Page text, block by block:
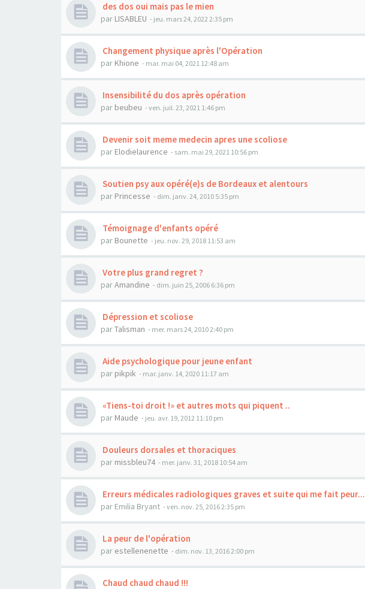
des dos oui mais pas le mien
par LISABLEU - jeu. mars 24, 2022 2:35 pm
Changement physique après l'Opération
par Khione - mar. mai 04, 2021 12:48 am
Insensibilité du dos après opération
par beubeu - ven. juil. 23, 2021 1:46 pm
Devenir soit meme medecin apres une scoliose
par Elodielaurence - sam. mai 29, 2021 10:56 pm
Soutien psy aux opéré(e)s de Bordeaux et alentours
par Princesse - dim. janv. 24, 2010 5:35 pm
Témoignage d'enfants opéré
par Bounette - jeu. nov. 29, 2018 11:53 am
Votre plus grand regret ?
parAmandine - dim. juin 25, 2006 6:36 pm
Dépression et scoliose
parTalisman - mer. mars 24, 2010 2:40 pm
Aide psychologique pour jeune enfant
par pikpik - mar. janv. 14, 2020 11:17 am
«Tiens-toi droit !» et autres mots qui piquent ..
par Maude - jeu. avr. 19, 2012 11:10 pm
Douleurs dorsales et thoraciques
par missbleu74 - mer. janv. 31, 2018 10:54 am
Erreurs médicales radiologiques graves et suite qui me fait peur...
par Emilia Bryant - ven. nov. 25, 2016 2:35 pm
La peur de l'opération
par estellenenette - dim. nov. 13, 2016 2:00 pm
Chaud chaud chaud !!!